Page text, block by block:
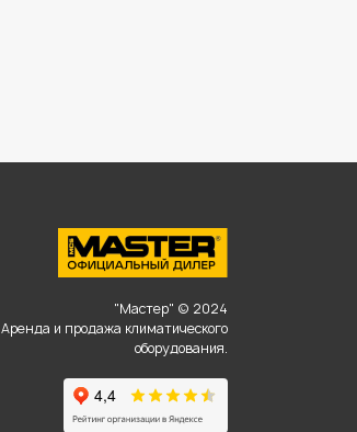
"Мастер" © 2024
Аренда и продажа климатического
оборудования.